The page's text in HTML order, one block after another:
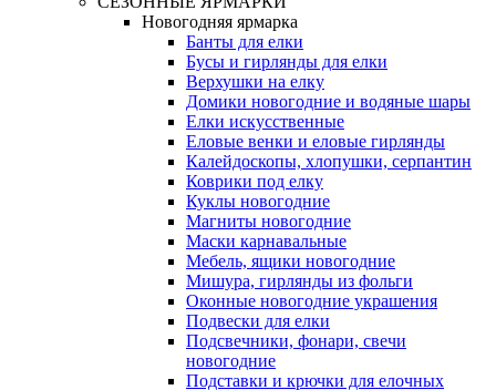
Новогодняя ярмарка
Банты для елки
Бусы и гирлянды для елки
Верхушки на елку
Домики новогодние и водяные шары
Елки искусственные
Еловые венки и еловые гирлянды
Калейдоскопы, хлопушки, серпантин
Коврики под елку
Куклы новогодние
Магниты новогодние
Маски карнавальные
Мебель, ящики новогодние
Мишура, гирлянды из фольги
Оконные новогодние украшения
Подвески для елки
Подсвечники, фонари, свечи
новогодние
Подставки и крючки для елочных